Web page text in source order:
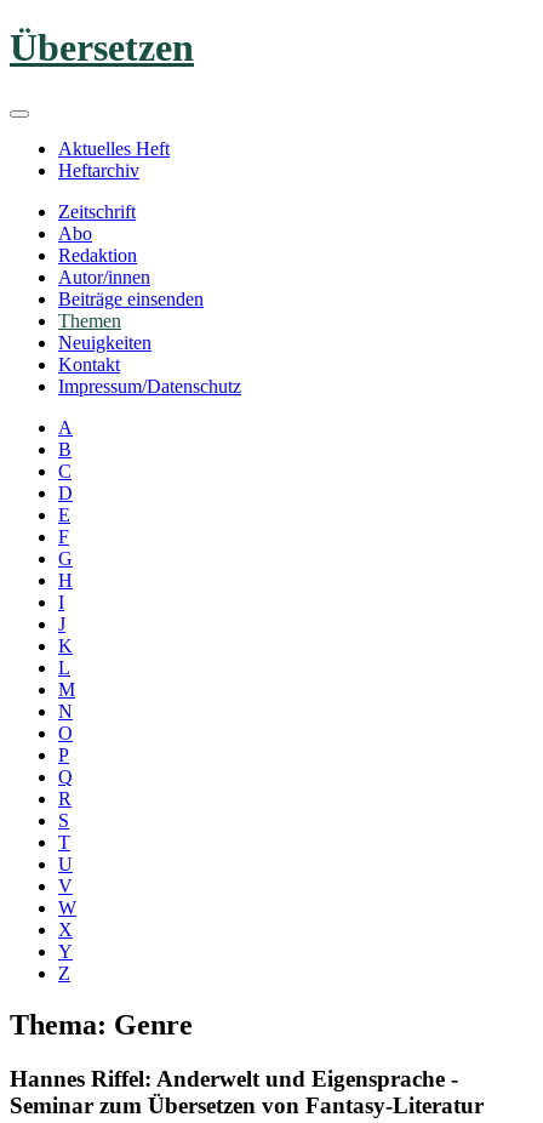
Zum
Inhalt
Übersetzen
Aktuelles Heft
Heftarchiv
Zeitschrift
Abo
Redaktion
Autor/innen
Beiträge einsenden
Themen
Neuigkeiten
Kontakt
Impressum/Datenschutz
A
B
C
D
E
F
G
H
I
J
K
L
M
N
O
P
Q
R
S
T
U
V
W
X
Y
Z
Thema: Genre
Hannes Riffel: Anderwelt und Eigensprache -
Seminar zum Übersetzen von Fantasy-Literatur